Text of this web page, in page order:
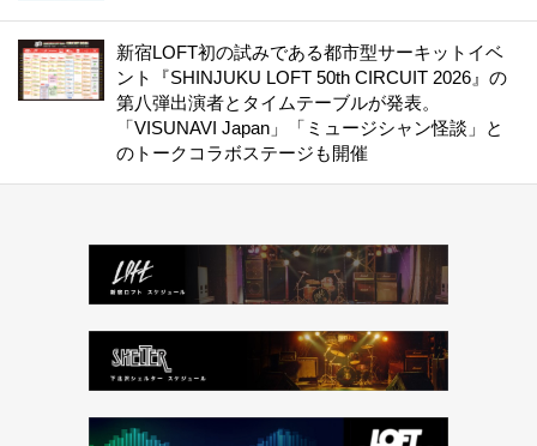
新宿LOFT初の試みである都市型サーキットイベ
ント『SHINJUKU LOFT 50th CIRCUIT 2026』の
第八弾出演者とタイムテーブルが発表。
「VISUNAVI Japan」「ミュージシャン怪談」と
のトークコラボステージも開催